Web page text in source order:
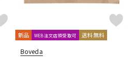
新品 WEB注文店頭受取可 送料無料
Boveda